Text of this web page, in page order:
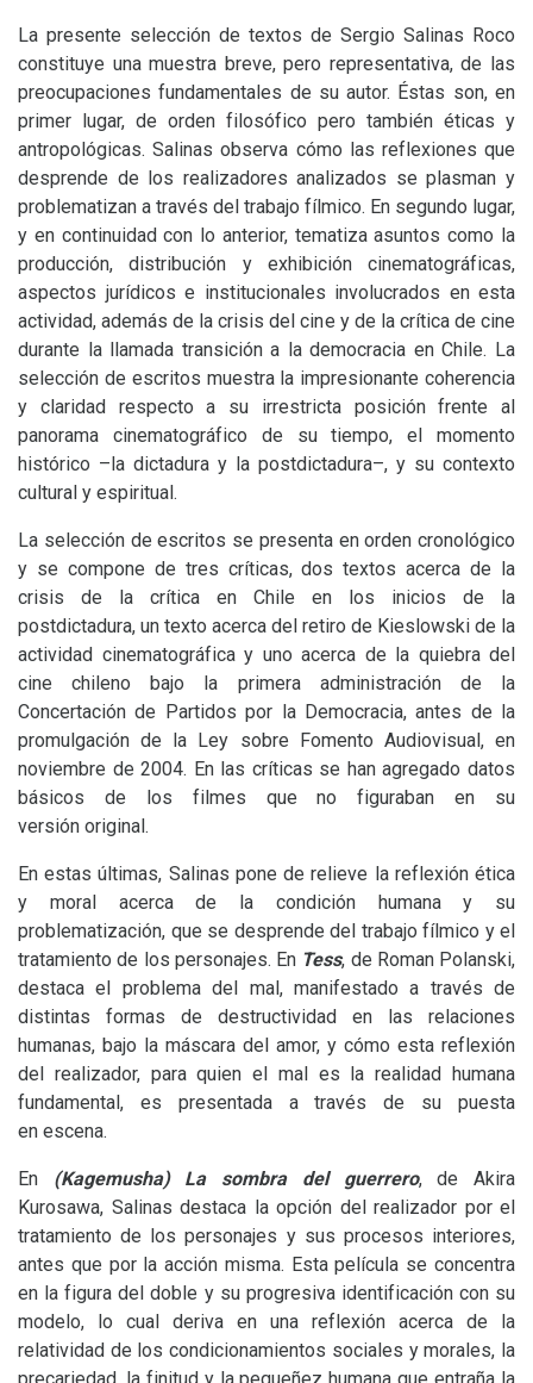
La presente selección de textos de Sergio Salinas Roco
constituye una muestra breve, pero representativa, de las
preocupaciones fundamentales de su autor. Éstas son, en
primer lugar, de orden filosófico pero también éticas y
antropológicas. Salinas observa cómo las reflexiones que
desprende de los realizadores analizados se plasman y
problematizan a través del trabajo fílmico. En segundo lugar,
y en continuidad con lo anterior, tematiza asuntos como la
producción, distribución y exhibición cinematográficas,
aspectos jurídicos e institucionales involucrados en esta
actividad, además de la crisis del cine y de la crítica de cine
durante la llamada transición a la democracia en Chile. La
selección de escritos muestra la impresionante coherencia
y claridad respecto a su irrestricta posición frente al
panorama cinematográfico de su tiempo, el momento
histórico –la dictadura y la postdictadura–, y su contexto
cultural y espiritual.
La selección de escritos se presenta en orden cronológico
y se compone de tres críticas, dos textos acerca de la
crisis de la crítica en Chile en los inicios de la
postdictadura, un texto acerca del retiro de Kieslowski de la
actividad cinematográfica y uno acerca de la quiebra del
cine chileno bajo la primera administración de la
Concertación de Partidos por la Democracia, antes de la
promulgación de la Ley sobre Fomento Audiovisual, en
noviembre de 2004. En las críticas se han agregado datos
básicos de los filmes que no figuraban en su
versión original.
En estas últimas, Salinas pone de relieve la reflexión ética
y moral acerca de la condición humana y su
problematización, que se desprende del trabajo fílmico y el
tratamiento de los personajes. En Tess, de Roman Polanski,
destaca el problema del mal, manifestado a través de
distintas formas de destructividad en las relaciones
humanas, bajo la máscara del amor, y cómo esta reflexión
del realizador, para quien el mal es la realidad humana
fundamental, es presentada a través de su puesta
en escena.
En (Kagemusha) La sombra del guerrero, de Akira
Kurosawa, Salinas destaca la opción del realizador por el
tratamiento de los personajes y sus procesos interiores,
antes que por la acción misma. Esta película se concentra
en la figura del doble y su progresiva identificación con su
modelo, lo cual deriva en una reflexión acerca de la
relatividad de los condicionamientos sociales y morales, la